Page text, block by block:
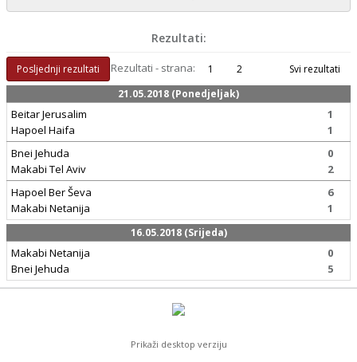
Rezultati:
Posljednji rezultati Rezultati - strana: 1 2
Svi rezultati
21.05.2018 (Ponedjeljak)
Beitar Jerusalim
Hapoel Haifa
1
1
Bnei Jehuda
Makabi Tel Aviv
0
2
Hapoel Ber Ševa
Makabi Netanija
6
1
16.05.2018 (Srijeda)
Makabi Netanija
Bnei Jehuda
0
5
Prikaži desktop verziju